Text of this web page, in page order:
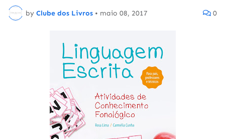
by Clube dos Livros • maio 08, 2017 0